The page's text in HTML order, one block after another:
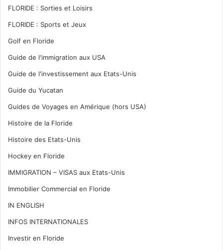
FLORIDE : Sorties et Loisirs
FLORIDE : Sports et Jeux
Golf en Floride
Guide de l'immigration aux USA
Guide de l'investissement aux Etats-Unis
Guide du Yucatan
Guides de Voyages en Amérique (hors USA)
Histoire de la Floride
Histoire des Etats-Unis
Hockey en Floride
IMMIGRATION – VISAS aux Etats-Unis
Immobilier Commercial en Floride
IN ENGLISH
INFOS INTERNATIONALES
Investir en Floride